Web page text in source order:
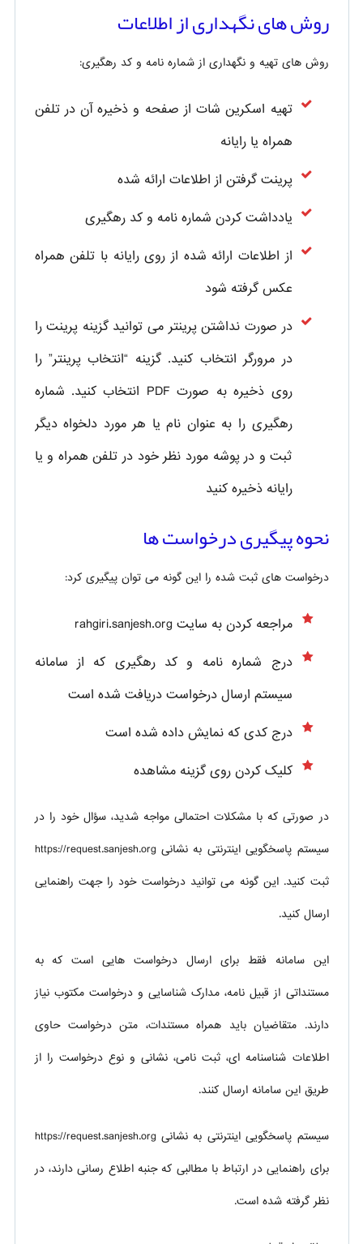
روش های نگهداری از اطلاعات
روش های تهیه و نگهداری از شماره نامه و کد رهگیری:
تهیه اسکرین شات از صفحه و ذخیره آن در تلفن
همراه یا رایانه
پرینت گرفتن از اطلاعات ارائه شده
یادداشت کردن شماره نامه و کد رهگیری
از اطلاعات ارائه شده از روی رایانه با تلفن همراه
عکس گرفته شود
در صورت نداشتن پرینتر می توانید گزینه پرینت را
در مرورگر انتخاب کنید. گزینه “انتخاب پرینتر” را
روی ذخیره به صورت PDF انتخاب کنید. شماره
رهگیری را به عنوان نام یا هر مورد دلخواه دیگر
ثبت و در پوشه مورد نظر خود در تلفن همراه و یا
رایانه ذخیره کنید
نحوه پیگیری درخواست ها
درخواست های ثبت شده را این گونه می توان پیگیری کرد:
مراجعه کردن به سایت rahgiri.sanjesh.org
درج شماره نامه و کد رهگیری که از سامانه
سیستم ارسال درخواست دریافت شده است
درج کدی که نمایش داده شده است
کلیک کردن روی گزینه مشاهده
در صورتی که با مشکلات احتمالی مواجه شدید، سؤال خود را در
سیستم پاسخگویی اینترنتی به نشانی https://request.sanjesh.org
ثبت کنید. این گونه می توانید درخواست خود را جهت راهنمایی
ارسال کنید.
این سامانه فقط برای ارسال درخواست هایی است که به
مستنداتی از قبیل نامه، مدارک شناسایی و درخواست مکتوب نیاز
دارند. متقاضیان باید همراه مستندات، متن درخواست حاوی
اطلاعات شناسنامه ای، ثبت نامی، نشانی و نوع درخواست را از
طریق این سامانه ارسال کنند.
سیستم پاسخگویی اینترنتی به نشانی https://request.sanjesh.org
برای راهنمایی در ارتباط با مطالبی که جنبه اطلاع رسانی دارند، در
نظر گرفته شده است.